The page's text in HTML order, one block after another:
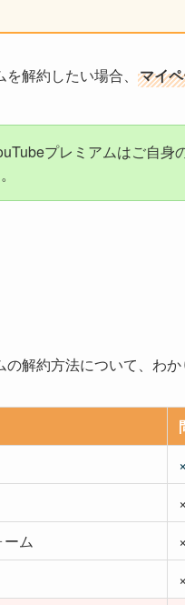
解約したい場合、 マイ
プレミアムはご自身
解約方法について、わ
×
×
ーム
×
×